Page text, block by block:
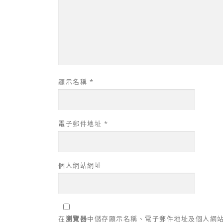
顯示名稱 *
電子郵件地址 *
個人網站網址
在瀏覽器中儲存顯示名稱、電子郵件地址及個人網